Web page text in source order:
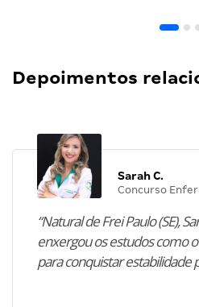
Depoimentos
Sarah C.
Concurso
“Natural de Frei Paulo (SE),
enxergou os estudos como
para conquistar estabilidade